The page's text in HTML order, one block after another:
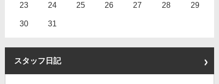
23 24 25 26 27 28 29
30 31
スタッフ日記